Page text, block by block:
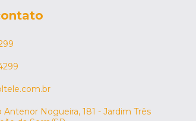
Antenor Nogueira, 181 - Jardim Três